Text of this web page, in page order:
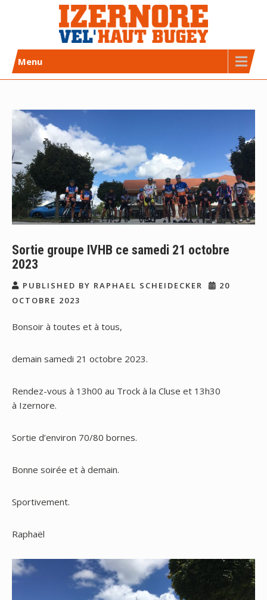
Izernore Vel’Haut Bugey
CLUB DE CYCLISME AFFILIÉ FFC
Menu
Sortie groupe IVHB ce samedi 21 octobre
2023
PUBLISHED BY RAPHAEL SCHEIDECKER
20
OCTOBRE 2023
Bonsoir à toutes et à tous,
demain samedi 21 octobre 2023.
Rendez-vous à 13h00 au Trock à la Cluse et 13h30
à Izernore.
Sortie d’environ 70/80 bornes.
Bonne soirée et à demain.
Sportivement.
Raphaël